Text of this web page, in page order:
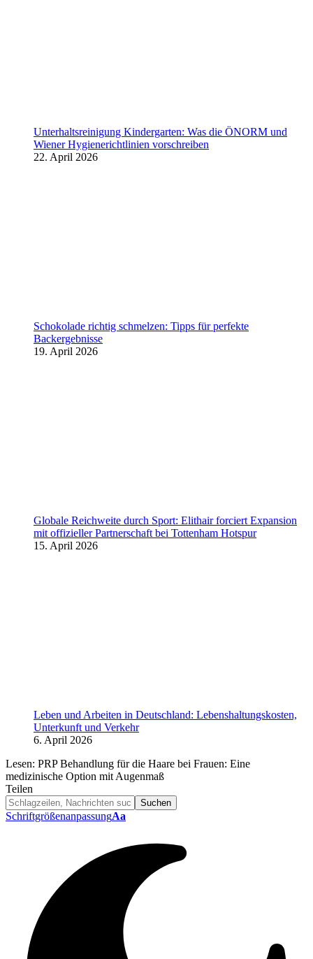
Unterhaltsreinigung Kindergarten: Was die ÖNORM und
Wiener Hygienerichtlinien vorschreiben
22. April 2026
Schokolade richtig schmelzen: Tipps für perfekte
Backergebnisse
19. April 2026
Globale Reichweite durch Sport: Elithair forciert Expansion
mit offizieller Partnerschaft bei Tottenham Hotspur
15. April 2026
Leben und Arbeiten in Deutschland: Lebenshaltungskosten,
Unterkunft und Verkehr
6. April 2026
Lesen: PRP Behandlung für die Haare bei Frauen: Eine
medizinische Option mit Augenmaß
Teilen
SchriftgrößenanpassungAa